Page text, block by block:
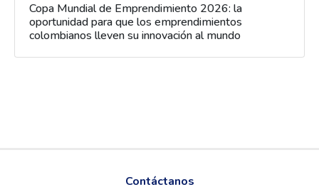
Copa Mundial de Emprendimiento 2026: la
oportunidad para que los emprendimientos
colombianos lleven su innovación al mundo
Contáctanos